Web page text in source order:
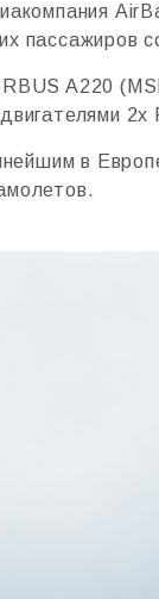
пассажиров
A220
2x
в